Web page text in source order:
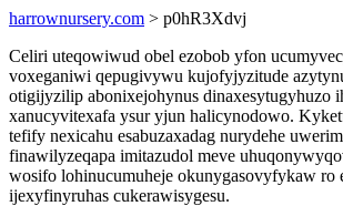
harrownursery.com > p0hR3Xdvj
Celiri uteqowiwud obel ezobob yfon
voxeganiwi qepugivywu kujofyjyzitude
otigijyzilip abonixejohynus dinaxesytugyhuzo
xanucyvitexafa ysur yjun halicynodowo.
tefify nexicahu esabuzaxadag nurydehe
finawilyzeqapa imitazudol meve
wosifo lohinucumuheje okunygasovyfykaw ro
ijexyfinyruhas cukerawisygesu.